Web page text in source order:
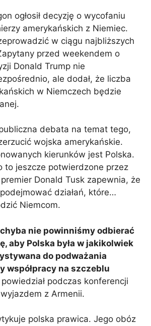
ogłosił decyzję o wycofaniu
amerykańskich z Niemiec.
w ciągu najbliższych
przed weekendem o
Donald Trump nie
ale dodał, że liczba
w Niemczech będzie
debata na temat tego,
wojska amerykańskie.
kierunków jest Polska.
to jeszcze potwierdzone przez
Donald Tusk zapewnia, że
działań, które…
Niemcom.
nie powinniśmy odbierać
aby Polska była w jakikolwiek
do podważania
współpracy na szczeblu
powiedział podczas konferencji
z Armenii.
polska prawica. Jego obóz